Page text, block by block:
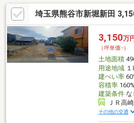
10分・石原小学校まで徒歩20分、荒川中
チューまで1231ｍ 徒歩16分古郡グループ
3年に創業し地域密着で営業しておりま
リフォーム・お庭づくり、アパート・マ
には土地活用まで、お客様と一生涯のお
心誠意努力してまいります。
埼玉県熊谷市新堀新田
3,150万
（坪単価:-）
土地面積
用途地域１
建ぺい率
容積率160%
建築条件な
ＪＲ高
その他の交通